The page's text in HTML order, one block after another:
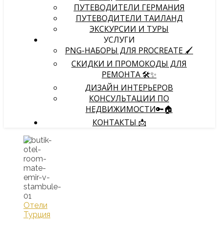
ПУТЕВОДИТЕЛИ ГЕРМАНИЯ
ПУТЕВОДИТЕЛИ ТАИЛАНД
ЭКСКУРСИИ И ТУРЫ
УСЛУГИ
PNG-НАБОРЫ ДЛЯ PROCREATE 🖌
СКИДКИ И ПРОМОКОДЫ ДЛЯ
РЕМОНТА 🛠️✨
ДИЗАЙН ИНТЕРЬЕРОВ
КОНСУЛЬТАЦИИ ПО
НЕДВИЖИМОСТИ🔑🏠
КОНТАКТЫ 📩
Отели
Турция